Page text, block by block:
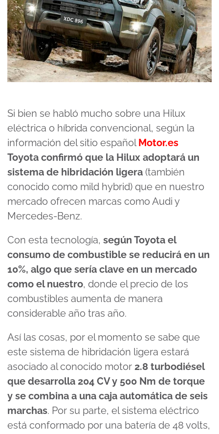
Si bien se habló mucho sobre una Hilux
eléctrica o híbrida convencional, según la
información del sitio españolMotor.es
Toyota confirmó que la Hilux adoptará un
sistema de hibridación ligera (también
conocido como mild hybrid) que en nuestro
mercado ofrecen marcas como Audi y
Mercedes-Benz.
Con esta tecnología, según Toyota el
consumo de combustible se reducirá en un
10%, algo que sería clave en un mercado
como el nuestro, donde el precio de los
combustibles aumenta de manera
considerable año tras año.
Así las cosas, por el momento se sabe que
este sistema de hibridación ligera estará
asociado al conocido motor 2.8 turbodiésel
que desarrolla 204 CV y 500 Nm de torque
y se combina a una caja automática de seis
marchas. Por su parte, el sistema eléctrico
está conformado por una batería de 48 volts,